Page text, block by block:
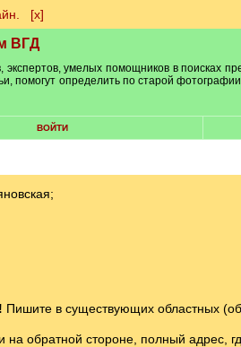
[х]
ВГД
умелых помощников в поисках
помогут определить по старой
ВОЙТИ
Пишите в существующих областных
обратной стороне, полный адрес,